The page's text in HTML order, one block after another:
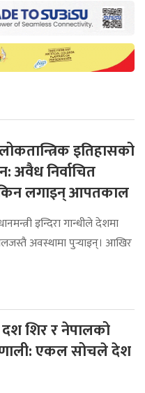
इतिहासको
अवैध निर्वाचित
लगाइन् आपतकाल
इन्दिरा गान्धीले देशमा
अवस्थामा पुर्‍याइन्। आखिर
शिर र नेपालको
एकल सोचले देश